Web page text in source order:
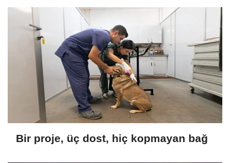
Bir proje, üç dost, hiç kopmayan bağ